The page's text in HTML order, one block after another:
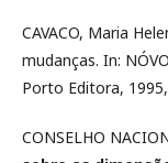
CAVACO, Maria
mudanças. In:
Porto Editora,
CONSELHO